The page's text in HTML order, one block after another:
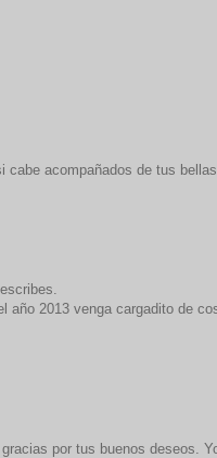
acompañados de tus
año 2013 venga cargadito de
por tus buenos deseos.